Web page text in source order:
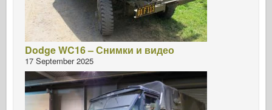
Dodge WC16 – Снимки и видео
17 September 2025